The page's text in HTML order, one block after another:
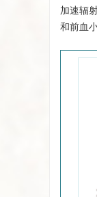
加速辐
和前血